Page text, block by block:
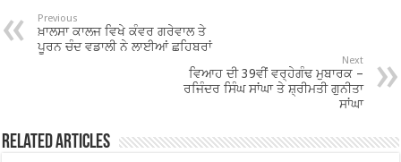
o
o
p
p
Previous
ਖ਼ਾਲਸਾ ਕਾਲਜ ਵਿਖੇ ਕੰਵਰ ਗਰੇਵਾਲ ਤੇ
ਪੂਰਨ ਚੰਦ ਵਡਾਲੀ ਨੇ ਲਾਈਆਂ ਛਹਿਬਰਾਂ
Next
ਵਿਆਹ ਦੀ 39ਵੀਂ ਵਰ੍ਹੇਗੰਢ ਮੁਬਾਰਕ –
ਰਜਿੰਦਰ ਸਿੰਘ ਸਾਂਘਾ ਤੇ ਸ਼੍ਰੀਮਤੀ ਗੁਨੀਤਾ
ਸਾਂਘਾ
Related Articles